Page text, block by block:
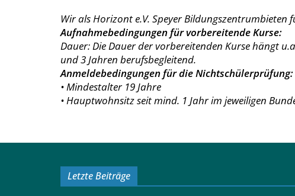
Wir als Horizont e.V. Speyer Bildungszentrumbieten
Aufnahmebedingungen für vorbereitende Kurse:
Dauer: Die Dauer der vorbereitenden Kurse hängt
und 3 Jahren berufsbegleitend.
Anmeldebedingungen für die Nichtschülerprüfung:
• Mindestalter 19 Jahre
• Hauptwohnsitz seit mind. 1 Jahr im jeweiligen
Letzte Beiträge